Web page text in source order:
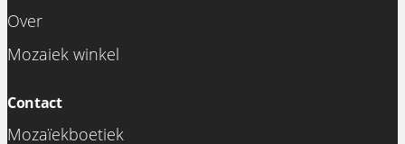
Over
Mozaiek winkel
Contact
Mozaïekboetiek